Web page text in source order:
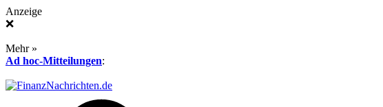
Anzeige
❌
Mehr »
Ad hoc-Mitteilungen: